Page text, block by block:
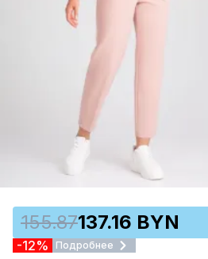
155.87137.16 BYN
-12% Подробнее